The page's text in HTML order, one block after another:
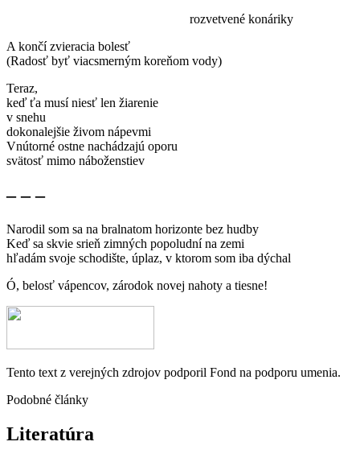
rozvetvené konáriky
A končí zvieracia bolesť
(Radosť byť viacsmerným koreňom vody)
Teraz,
keď ťa musí niesť len žiarenie
v snehu
dokonalejšie živom nápevmi
Vnútorné ostne nachádzajú oporu
svätosť mimo náboženstiev
– – –
Narodil som sa na bralnatom horizonte bez hudby
Keď sa skvie srieň zimných popoludní na zemi
hľadám svoje schodište, úplaz, v ktorom som iba dýchal
Ó, belosť vápencov, zárodok novej nahoty a tiesne!
Tento text z verejných zdrojov podporil Fond na podporu umenia.
Podobné články
Literatúra